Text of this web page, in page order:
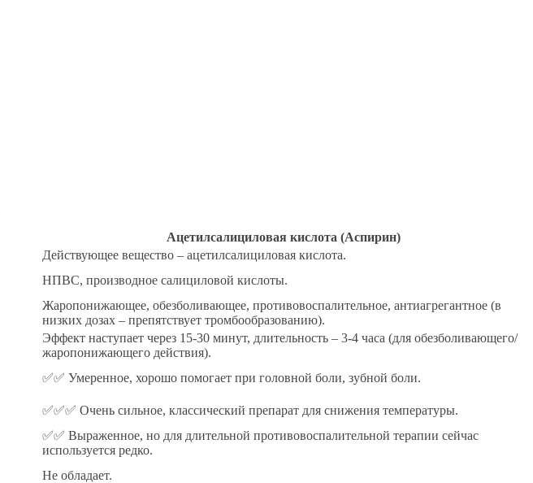
Ацетилсалициловая кислота (Аспирин)
Действующее вещество – ацетилсалициловая кислота.
НПВС, производное салициловой кислоты.
Жаропонижающее, обезболивающее, противовоспалительное, антиагрегантное (в
низких дозах – препятствует тромбообразованию).
Эффект наступает через 15-30 минут, длительность – 3-4 часа (для обезболивающего/
жаропонижающего действия).
✅✅ Умеренное, хорошо помогает при головной боли, зубной боли.
✅✅✅ Очень сильное, классический препарат для снижения температуры.
✅✅ Выраженное, но для длительной противовоспалительной терапии сейчас
используется редко.
Не обладает.